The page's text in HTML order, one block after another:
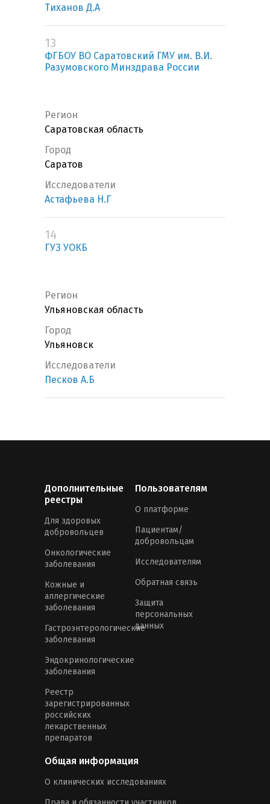
Тиханов Д.А
13
ФГБОУ ВО Саратовский ГМУ им. В.И.
Разумовского Минздрава России
Регион
Саратовская область
Город
Саратов
Исследователи
Астафьева Н.Г
14
ГУЗ УОКБ
Регион
Ульяновская область
Город
Ульяновск
Исследователи
Песков А.Б
Дополнительные
реестры
Для здоровых
добровольцев
Онкологические
заболевания
Кожные и
аллергические
заболевания
Гастроэнтерологические
заболевания
Эндокринологические
заболевания
Реестр
зарегистрированных
российских
лекарственных
препаратов
Пользователям
О платформе
Пациентам/
добровольцам
Исследователям
Обратная связь
Защита
персональных
данных
Общая информация
О клинических исследованиях